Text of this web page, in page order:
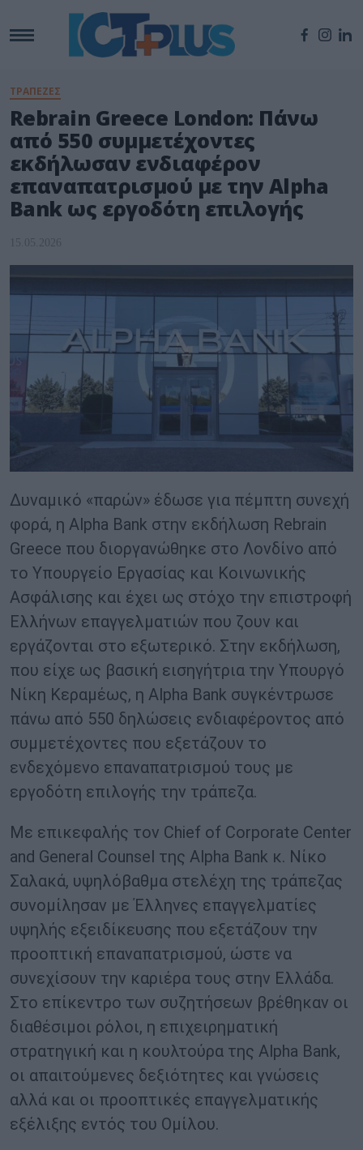
ΤΡΑΠΕΖΕΣ
Rebrain Greece London: Πάνω
από 550 συμμετέχοντες
εκδήλωσαν ενδιαφέρον
επαναπατρισμού με την Alpha
Bank ως εργοδότη επιλογής
15.05.2026
Δυναμικό «παρών» έδωσε για πέμπτη συνεχή
φορά, η Alpha Bank στην εκδήλωση Rebrain
Greece που διοργανώθηκε στο Λονδίνο από
το Υπουργείο Εργασίας και Κοινωνικής
Ασφάλισης και έχει ως στόχο την επιστροφή
Ελλήνων επαγγελματιών που ζουν και
εργάζονται στο εξωτερικό. Στην εκδήλωση,
που είχε ως βασική εισηγήτρια την Υπουργό
Νίκη Κεραμέως, η Alpha Bank συγκέντρωσε
πάνω από 550 δηλώσεις ενδιαφέροντος από
συμμετέχοντες που εξετάζουν το
ενδεχόμενο επαναπατρισμού τους με
εργοδότη επιλογής την τράπεζα.
Με επικεφαλής τον Chief of Corporate Center
and General Counsel της Alpha Bank κ. Νίκο
Σαλακά, υψηλόβαθμα στελέχη της τράπεζας
συνομίλησαν με Έλληνες επαγγελματίες
υψηλής εξειδίκευσης που εξετάζουν την
προοπτική επαναπατρισμού, ώστε να
συνεχίσουν την καριέρα τους στην Ελλάδα.
Στο επίκεντρο των συζητήσεων βρέθηκαν οι
διαθέσιμοι ρόλοι, η επιχειρηματική
στρατηγική και η κουλτούρα της Alpha Bank,
οι απαιτούμενες δεξιότητες και γνώσεις
αλλά και οι προοπτικές επαγγελματικής
εξέλιξης εντός του Ομίλου.